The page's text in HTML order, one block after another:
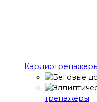
тренажеры